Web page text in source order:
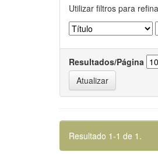
Utilizar filtros para
Resultados/Página
Resultado 1-1 de 1.